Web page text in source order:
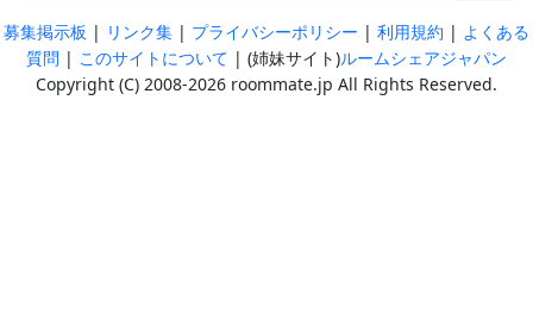
募集掲示板 | リンク集 | プライバシーポリシー | 利用規約 | よくある
質問 | このサイトについて | (姉妹サイト)ルームシェアジャパン
Copyright (C) 2008-2026 roommate.jp All Rights Reserved.